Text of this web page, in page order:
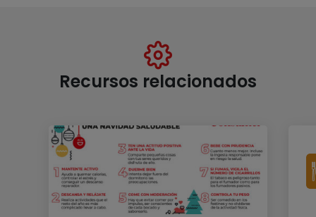
Recursos relacionados